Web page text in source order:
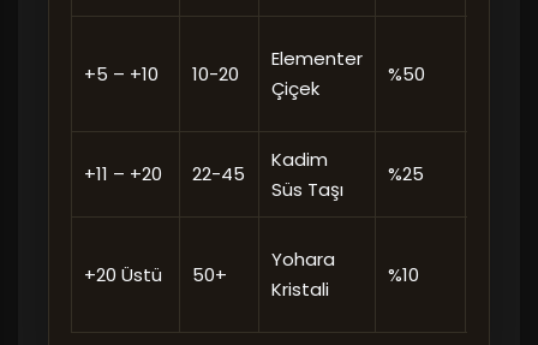
+5 – +10 10-20
Elementer
Çiçek
%50
+11 – +20 22-45
Kadim
Süs Taşı
%25
+20 Üstü 50+
Yohara
Kristali
%10